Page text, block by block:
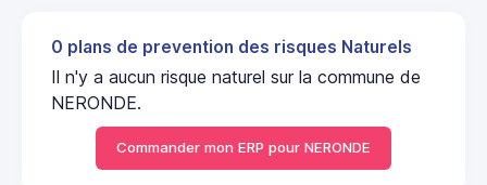
0 plans de prevention des risques Naturels
Il n'y a aucun risque naturel sur la commune de
NERONDE.
Commander mon ERP pour NERONDE